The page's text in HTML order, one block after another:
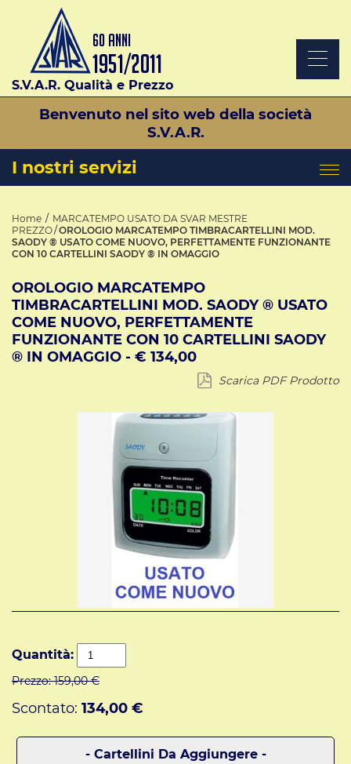
S.V.A.R. Qualità e Prezzo
Benvenuto nel sito web della società
S.V.A.R.
I nostri servizi
Home
MARCATEMPO USATO DA SVAR MESTRE
PREZZO OROLOGIO MARCATEMPO TIMBRACARTELLINI MOD.
SAODY ® USATO COME NUOVO, PERFETTAMENTE FUNZIONANTE
CON 10 CARTELLINI SAODY ® IN OMAGGIO
OROLOGIO MARCATEMPO
TIMBRACARTELLINI MOD. SAODY ® USATO
COME NUOVO, PERFETTAMENTE
FUNZIONANTE CON 10 CARTELLINI SAODY
® IN OMAGGIO - € 134,00
Scarica PDF Prodotto
Quantità:
Prezzo:159,00 €
Scontato: 134,00 €
- Cartellini Da Aggiungere -